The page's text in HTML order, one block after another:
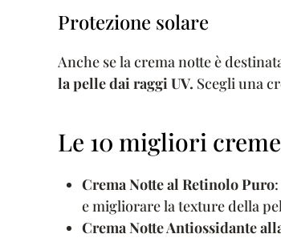
Protezione solare
Anche se la crema notte è
la pelle dai raggi UV. Scegli una
Le 10 migliori
Crema Notte al Retinolo Puro
e migliorare la texture della
Crema Notte Antiossidante